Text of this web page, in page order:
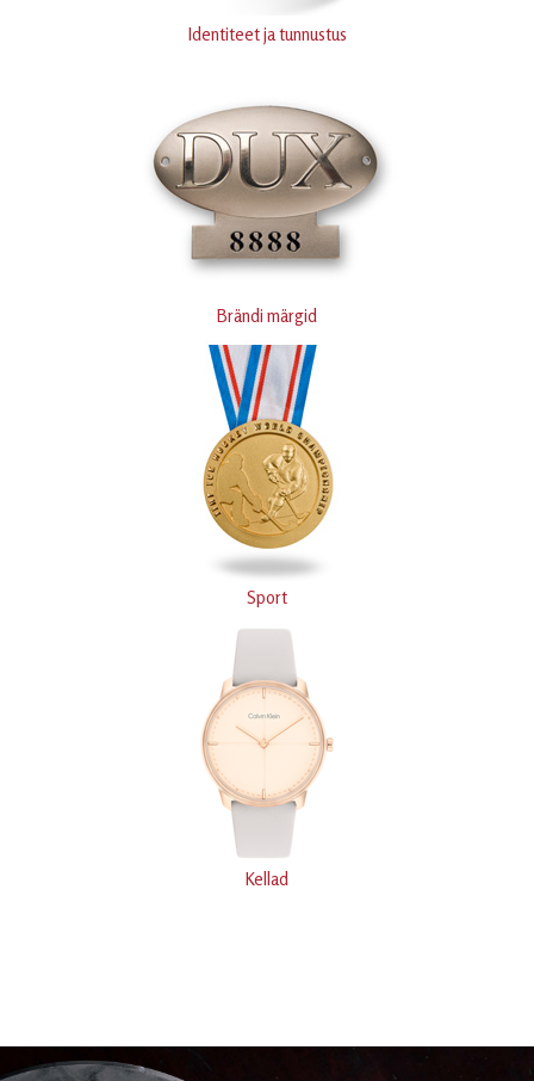
Identiteet ja tunnustus
Brändi märgid
Sport
Kellad